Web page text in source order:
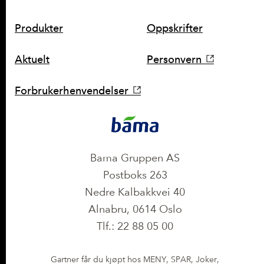
Bama Gruppen AS
Postboks 263
Nedre Kalbakkvei 40
Alnabru, 0614 Oslo
Tlf.: 22 88 05 00
SNARVEIER
Produkter Oppskrifter
Aktuelt Personvern
Forbrukerhenvendelser
Gartner får du kjøpt hos MENY, SPAR, Joker,